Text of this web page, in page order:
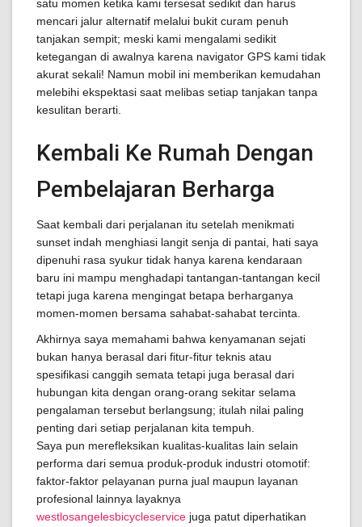
satu momen ketika kami tersesat sedikit dan harus
mencari jalur alternatif melalui bukit curam penuh
tanjakan sempit; meski kami mengalami sedikit
ketegangan di awalnya karena navigator GPS kami tidak
akurat sekali! Namun mobil ini memberikan kemudahan
melebihi ekspektasi saat melibas setiap tanjakan tanpa
kesulitan berarti.
Kembali Ke Rumah Dengan
Pembelajaran Berharga
Saat kembali dari perjalanan itu setelah menikmati
sunset indah menghiasi langit senja di pantai, hati saya
dipenuhi rasa syukur tidak hanya karena kendaraan
baru ini mampu menghadapi tantangan-tantangan kecil
tetapi juga karena mengingat betapa berharganya
momen-momen bersama sahabat-sahabat tercinta.
Akhirnya saya memahami bahwa kenyamanan sejati
bukan hanya berasal dari fitur-fitur teknis atau
spesifikasi canggih semata tetapi juga berasal dari
hubungan kita dengan orang-orang sekitar selama
pengalaman tersebut berlangsung; itulah nilai paling
penting dari setiap perjalanan kita tempuh.
Saya pun merefleksikan kualitas-kualitas lain selain
performa dari semua produk-produk industri otomotif:
faktor-faktor pelayanan purna jual maupun layanan
profesional lainnya layaknya
westlosangelesbicycleservice juga patut diperhatikan